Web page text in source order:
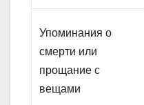
Упоминания о
смерти или
прощание с
вещами